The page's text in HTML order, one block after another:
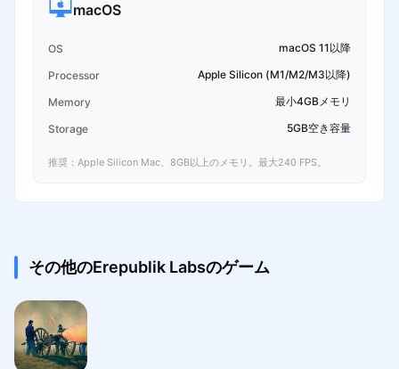
macOS
OS macOS 11以降
Processor Apple Silicon (M1/M2/M3以降)
Memory 最小4GBメモリ
Storage 5GB空き容量
推奨：Apple Silicon Mac、8GB以上のメモリ。最大240 FPS。
その他のErepublik Labsのゲーム